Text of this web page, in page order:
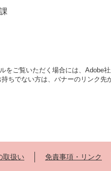
をご覧いただく場合には、Adobe
ちでない方は、バナーのリンク先
取扱い 免責事項・リンク